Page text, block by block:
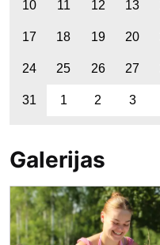
10 11 12 13
17 18 19 20
24 25 26 27
31 1 2 3
Galerijas